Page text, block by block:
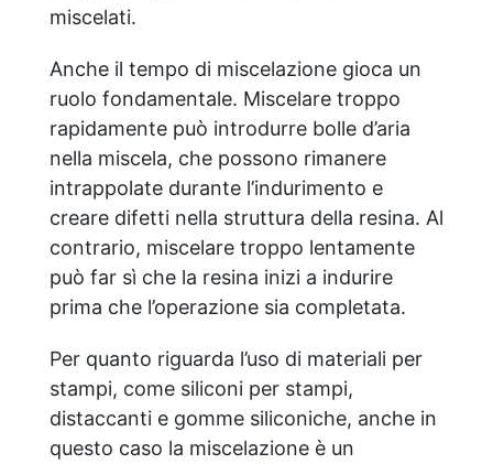
miscelati.
Anche il tempo di miscelazione gioca un
ruolo fondamentale. Miscelare troppo
rapidamente può introdurre bolle d’aria
nella miscela, che possono rimanere
intrappolate durante l’indurimento e
creare difetti nella struttura della resina. Al
contrario, miscelare troppo lentamente
può far sì che la resina inizi a indurire
prima che l’operazione sia completata.
Per quanto riguarda l’uso di materiali per
stampi, come siliconi per stampi,
distaccanti e gomme siliconiche, anche in
questo caso la miscelazione è un